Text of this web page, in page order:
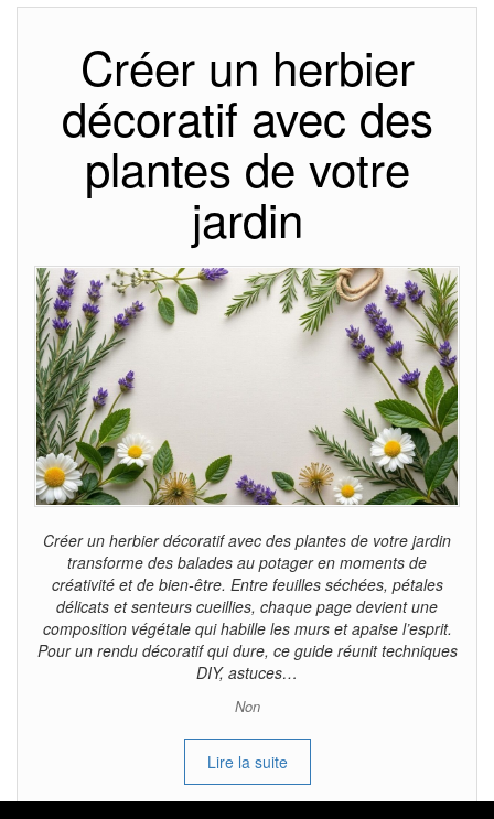
Créer un herbier
décoratif avec des
plantes de votre
jardin
Créer un herbier décoratif avec des plantes de votre jardin
transforme des balades au potager en moments de
créativité et de bien-être. Entre feuilles séchées, pétales
délicats et senteurs cueillies, chaque page devient une
composition végétale qui habille les murs et apaise l’esprit.
Pour un rendu décoratif qui dure, ce guide réunit techniques
DIY, astuces…
Non
Lire la suite